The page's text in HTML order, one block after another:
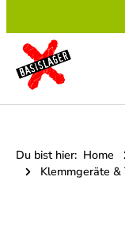
Du bist hier: Home
Klemmgeräte